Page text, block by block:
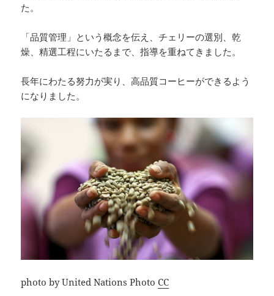
た。
「品質管理」という概念を伝え、チェリーの選別、乾
燥、精選工程にいたるまで、指導を重ねてきました。
長年にわたる努力が実り、高品質コーヒーができるよう
になりました。
photo by United Nations PhotoCC